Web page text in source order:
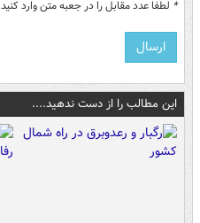
* لطفا عدد مقابل را در جعبه متن وارد کنید
این مطالب را از دست ندهید....